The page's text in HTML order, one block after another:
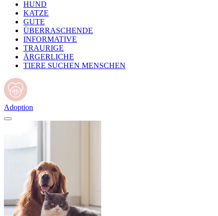
HUND
KATZE
GUTE
ÜBERRASCHENDE
INFORMATIVE
TRAURIGE
ÄRGERLICHE
TIERE SUCHEN MENSCHEN
Adoption